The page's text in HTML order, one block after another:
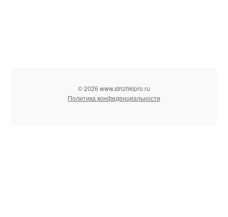
© 2026 www.strizhkipro.ru
Политика конфиденциальности